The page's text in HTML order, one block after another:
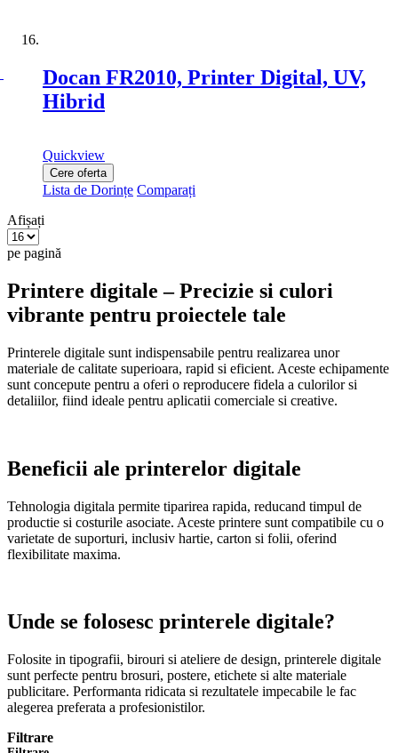
Docan FR2010, Printer Digital, UV,
Hibrid
Quickview
Cere oferta
Lista de Dorințe Comparați
Afișați
pe pagină
Printere digitale – Precizie si culori
vibrante pentru proiectele tale
Printerele digitale sunt indispensabile pentru realizarea unor
materiale de calitate superioara, rapid si eficient. Aceste echipamente
sunt concepute pentru a oferi o reproducere fidela a culorilor si
detaliilor, fiind ideale pentru aplicatii comerciale si creative.
Beneficii ale printerelor digitale
Tehnologia digitala permite tiparirea rapida, reducand timpul de
productie si costurile asociate. Aceste printere sunt compatibile cu o
varietate de suporturi, inclusiv hartie, carton si folii, oferind
flexibilitate maxima.
Unde se folosesc printerele digitale?
Folosite in tipografii, birouri si ateliere de design, printerele digitale
sunt perfecte pentru brosuri, postere, etichete si alte materiale
publicitare. Performanta ridicata si rezultatele impecabile le fac
alegerea preferata a profesionistilor.
Filtrare